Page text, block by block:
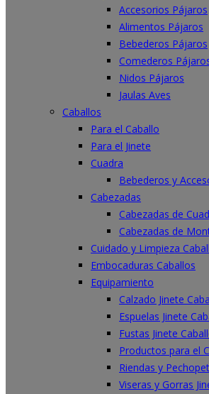
Accesorios Pájaros
Alimentos Pájaros
Bebederos Pájaros
Comederos
Nidos Pájaros
Jaulas Aves
Caballos
Para el Caballo
Para el Jinete
Cuadra
Bebederos y
Cabezadas
Cabezadas de
Cabezadas de
Cuidado y Limpieza
Embocaduras Caballos
Equipamiento
Calzado Jinete
Espuelas Jinete
Fustas Jinete
Productos para el
Riendas y
Viseras y Gorras